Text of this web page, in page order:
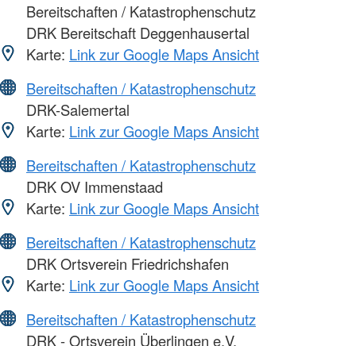
Bereitschaften / Katastrophenschutz
DRK Bereitschaft Deggenhausertal
Karte: Link zur Google Maps Ansicht
Bereitschaften / Katastrophenschutz
DRK-Salemertal
Karte: Link zur Google Maps Ansicht
Bereitschaften / Katastrophenschutz
DRK OV Immenstaad
Karte: Link zur Google Maps Ansicht
Bereitschaften / Katastrophenschutz
DRK Ortsverein Friedrichshafen
Karte: Link zur Google Maps Ansicht
Bereitschaften / Katastrophenschutz
DRK - Ortsverein Überlingen e.V.